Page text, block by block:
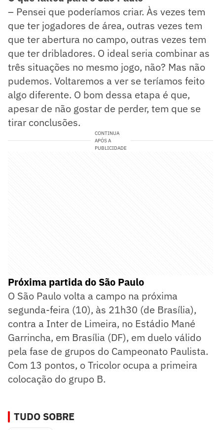
– Pensei que poderíamos criar. Às vezes tem
que ter jogadores de área, outras vezes tem
que ter abertura no campo, outras vezes tem
que ter dribladores. O ideal seria combinar as
três situações no mesmo jogo, não? Mas não
pudemos. Voltaremos a ver se teríamos feito
algo diferente. O bom dessa etapa é que,
apesar de não gostar de perder, tem que se
tirar conclusões.
CONTINUA
APÓS A
PUBLICIDADE
Próxima partida do São Paulo
O São Paulo volta a campo na próxima
segunda-feira (10), às 21h30 (de Brasília),
contra a Inter de Limeira, no Estádio Mané
Garrincha, em Brasília (DF), em duelo válido
pela fase de grupos do Campeonato Paulista.
Com 13 pontos, o Tricolor ocupa a primeira
colocação do grupo B.
TUDO SOBRE